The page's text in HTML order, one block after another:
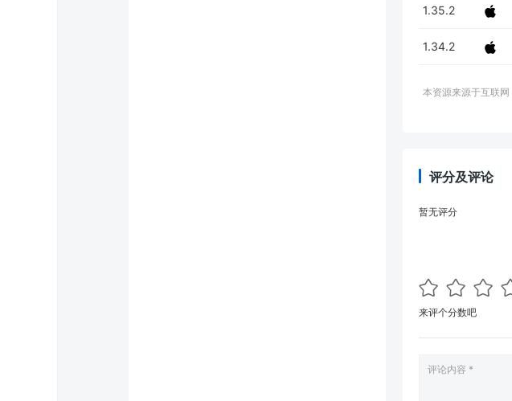
1.35.2
1.34.2
本资源来源于互联
评分及评论
暂无评分
来评个分数吧